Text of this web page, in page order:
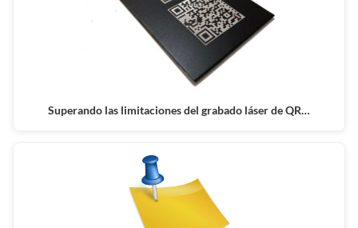
Superando las limitaciones del grabado láser de QR…